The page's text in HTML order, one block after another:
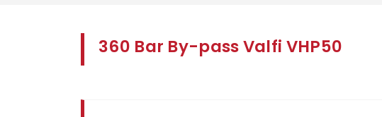
360 Bar By-pass Valfi VHP50